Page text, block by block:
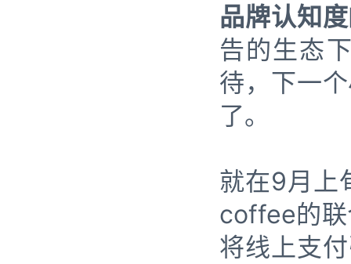
品牌认知
告的生态
待，下一
了。
就在9月上
coffee的联
将线上支